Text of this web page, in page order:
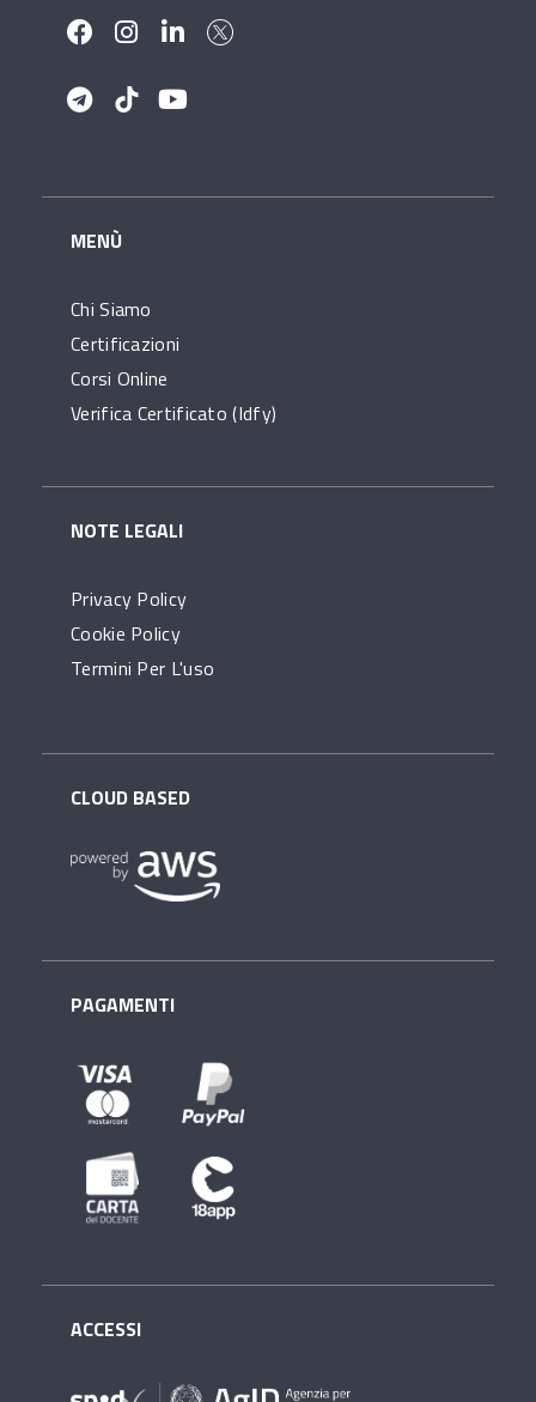
MENÙ
Chi Siamo
Certificazioni
Corsi Online
Verifica Certificato (idfy)
NOTE LEGALI
Privacy Policy
Cookie Policy
Termini Per L'uso
CLOUD BASED
PAGAMENTI
ACCESSI